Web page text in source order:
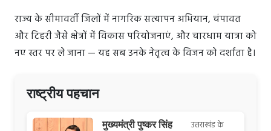
राज्य के सीमावर्ती जिलों में नागरिक सत्यापन अभियान, चंपावत
और टिहरी जैसे क्षेत्रों में विकास परियोजनाएं, और चारधाम यात्रा को
नए स्तर पर ले जाना — यह सब उनके नेतृत्व के विजन को दर्शाता है।
राष्ट्रीय पहचान
मुख्यमंत्री पुष्कर सिंह
उत्तराखंड के